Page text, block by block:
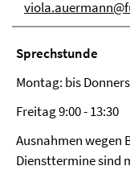
Sprechstunde
Montag: bis
Freitag 9:00 - 13:30
Ausnahmen wegen
Diensttermine sind